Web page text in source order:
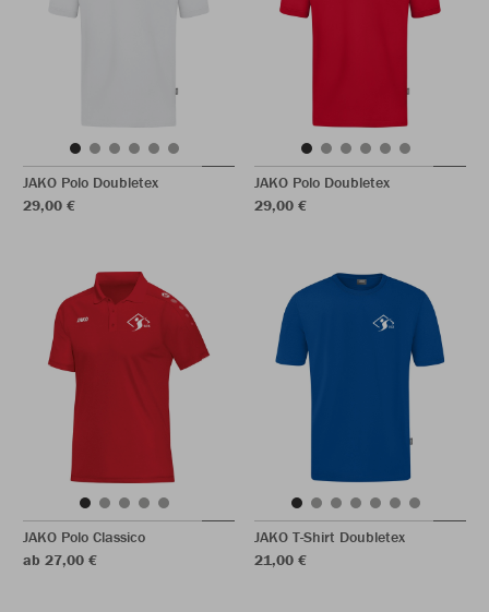
JAKO Polo Doubletex
29,00 €
JAKO Polo Doubletex
29,00 €
JAKO Polo Classico
ab 27,00 €
JAKO T-Shirt Doubletex
21,00 €